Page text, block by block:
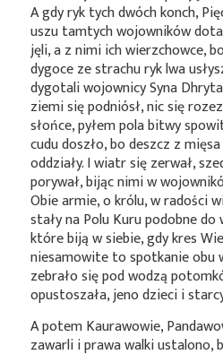
A gdy ryk tych dwóch konch,
uszu tamtych wojowników
jęli, a z nimi ich wierzchowce,
dygoce ze strachu ryk lwa
dygotali wojownicy Syna
ziemi się podniósł, nic się
słońce, pyłem pola bitwy
cudu doszło, bo deszcz z
oddziały. I wiatr się zerwał,
porywał, bijąc nimi w
Obie armie, o królu, w radości
stały na Polu Kuru podobne
które biją w siebie, gdy kres
niesamowite to spotkanie obu
zebrało się pod wodzą
opustoszała, jeno dzieci i
A potem Kaurawowie,
zawarli i prawa walki ustalono,